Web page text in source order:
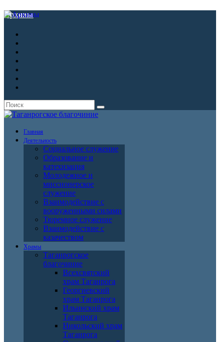
Архивы
Главная
Деятельность
Социальное служение
Образование и
катехизация
Молодежное и
миссионерское
служение
Взаимодействие с
вооруженными силами
Тюремное служение
Взаимодействие с
казачеством
Храмы
Таганрогское
благочиние
Всехсвятский
храм Таганрога
Георгиевский
храм Таганрога
Ильинский храм
Таганрога
Никольский храм
Таганрога